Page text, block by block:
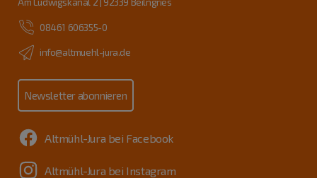
Am Ludwigskanal 2 | 92339 Beilngries
08461 606355-0
info@altmuehl-jura.de
Newsletter abonnieren
Altmühl-Jura bei Facebook
Altmühl-Jura bei Instagram